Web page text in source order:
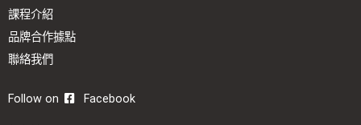
課程介紹
品牌合作據點
聯絡我們
Follow on Facebook